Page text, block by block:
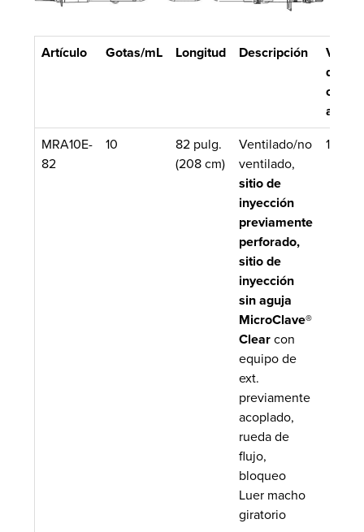
Artículo Gotas/mL Longitud Descripción
de
aprox.
MRA10E-
82
10
82 pulg.
(208 cm)
Ventilado/no
ventilado,
sitio de
inyección
previamente
perforado,
sitio de
inyección
sin aguja
MicroClave®
Clear con
equipo de
ext.
previamente
acoplado,
rueda de
flujo,
bloqueo
Luer macho
giratorio
10.4